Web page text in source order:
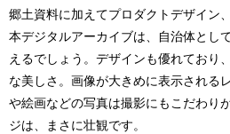
郷土資料に加えてプロダクトデザイン
本デジタルアーカイブは、自治体とし
えるでしょう。デザインも優れており
な美しさ。画像が大きめに表示される
や絵画などの写真は撮影にもこだわり
ジは、まさに壮観です。